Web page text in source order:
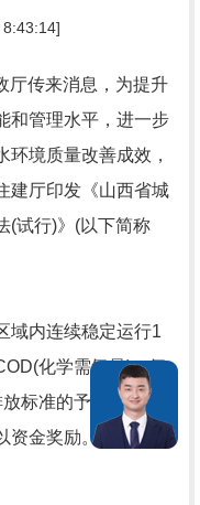
传来消息，为提升
和管理水平，进一步
境质量改善成效，
建厅印发《山西省城
(试行)》(以下简称
内连续稳定运行1
化学需氧量)、氨
标准的予以激励，
资金奖励。